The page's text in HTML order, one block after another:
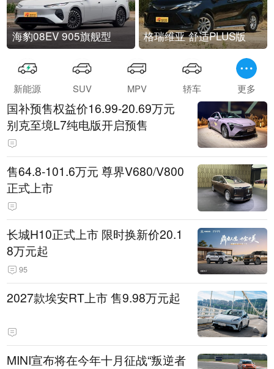
海豹08EV 905旗舰型 格瑞维亚 舒适PLUS版
新能源 SUV MPV 轿车 更多
国补预售权益价16.99-20.69万元
别克至境L7纯电版开启预售
售64.8-101.6万元 尊界V680/V800
正式上市
长城H10正式上市 限时换新价20.1
8万元起
95
2027款埃安RT上市 售9.98万元起
MINI宣布将在今年十月征战“叛逆者